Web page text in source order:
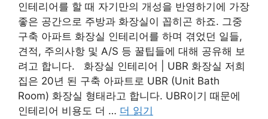
인테리어를 할 때 자기만의 개성을 반영하기에 가장
좋은 공간으로 주방과 화장실이 꼽히곤 하죠. 그중
구축 아파트 화장실 인테리어를 하며 겪었던 일들,
견적, 주의사항 및 A/S 등 꿀팁들에 대해 공유해 보
려고 합니다. 화장실 인테리어 | UBR 화장실 저희
집은 20년 된 구축 아파트로 UBR (Unit Bath
Room) 화장실 형태라고 합니다. UBR이기 때문에
인테리어 비용도 더 … 더 읽기